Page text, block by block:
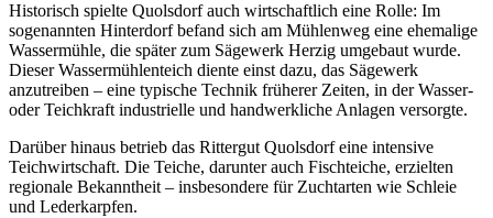
Historisch spielte Quolsdorf auch wirtschaftlich eine Rolle: Im
sogenannten Hinterdorf befand sich am Mühlenweg eine ehemalige
Wassermühle, die später zum Sägewerk Herzig umgebaut wurde.
Dieser Wassermühlenteich diente einst dazu, das Sägewerk
anzutreiben – eine typische Technik früherer Zeiten, in der Wasser-
oder Teichkraft industrielle und handwerkliche Anlagen versorgte.
Darüber hinaus betrieb das Rittergut Quolsdorf eine intensive
Teichwirtschaft. Die Teiche, darunter auch Fischteiche, erzielten
regionale Bekanntheit – insbesondere für Zuchtarten wie Schleie
und Lederkarpfen.